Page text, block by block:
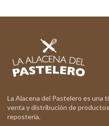
La Alacena del Pastelero es una
venta y distribución de
repostería.